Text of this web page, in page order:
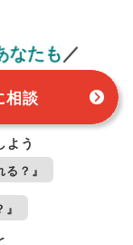
なたも／
相談
よう
？』